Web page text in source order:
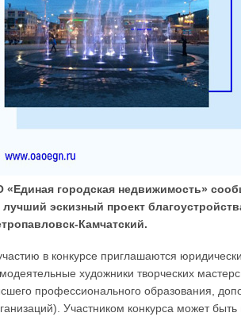
«Единая городская недвижимость»
лучший эскизный проект
Камчатский.
в конкурсе приглашаются
художники творческих
профессионального образования,
Участником конкурса может быть